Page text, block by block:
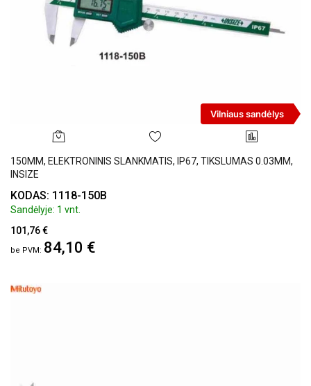
Vilniaus sandėlys
150MM, ELEKTRONINIS SLANKMATIS, IP67, TIKSLUMAS 0.03MM,
INSIZE
KODAS: 1118-150B
Sandėlyje: 1 vnt.
101,76 €
84,10 €